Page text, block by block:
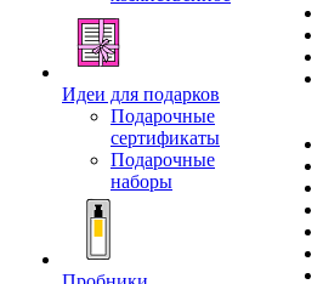
Идеи для подарков
Подарочные
сертификаты
Подарочные
наборы